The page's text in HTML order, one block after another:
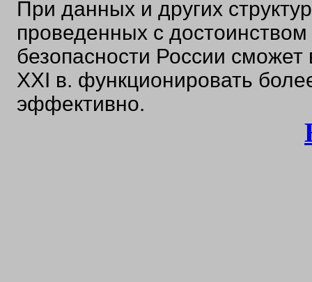
При данных и других
проведенных с
безопасности России
XXI в. функционировать
эффективно.